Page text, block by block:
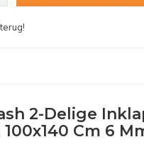
€ 150,- (NL)
2-Delige
Cm 6